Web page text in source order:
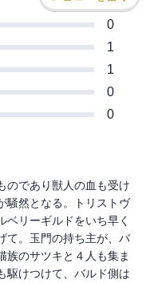
0
1
1
0
0
のであり獣人の血も受け
騒然となる。トリストヴ
ベリーギルドをいち早く
て。玉門の持ち主が、バ
族のサツキと４人も集ま
駆けつけて、バルド側は